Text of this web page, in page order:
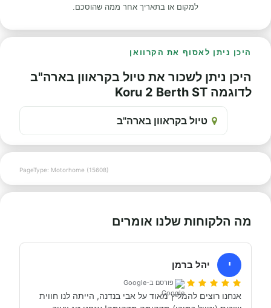
למקום או בתאריך אחר ממה שהוסכם.
היכן ניתן לאסוף את הקרוואן
היכן ניתן לשכור את טיול בקראוון בארה"ב
לדוגמה Koru 2 Berth ST
טיול בקראוון בארה"ב
PageType: Motorhome (15608)
מה הלקוחות שלנו אומרים
י יהל ברמן
פורסם ב-Google